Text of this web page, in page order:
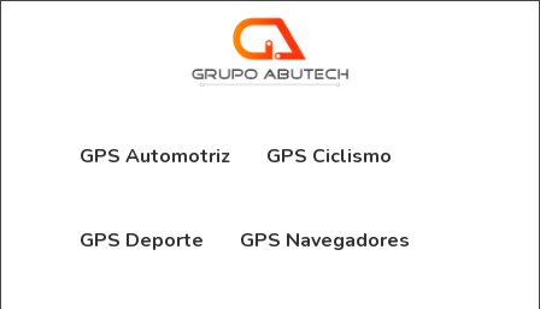
GPS Automotriz GPS Ciclismo
GPS Deporte GPS Navegadores